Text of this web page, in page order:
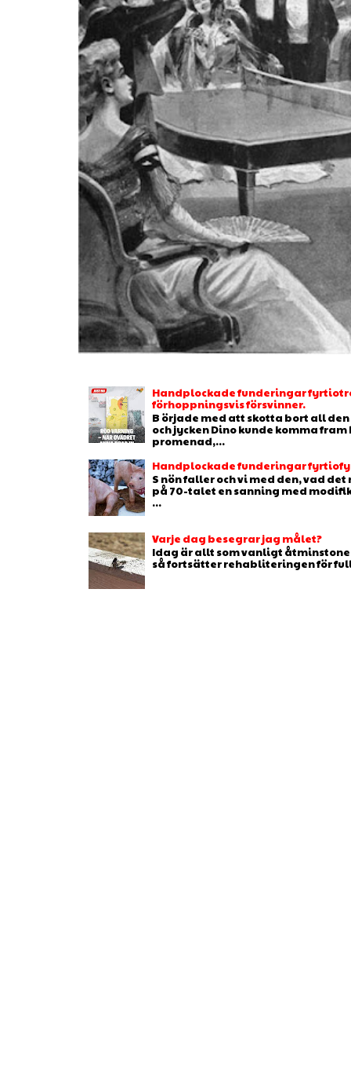
Handplockade funderingar
förhoppningsvis försvinner.
B örjade med att skotta bort all
och jycken Dino kunde komma
promenad,...
Handplockade funderingar
S nön faller och vi med den, vad
på 70-talet en sanning med
...
Varje dag besegrar jag målet?
Idag är allt som vanligt
så fortsätter rehabliteringen för